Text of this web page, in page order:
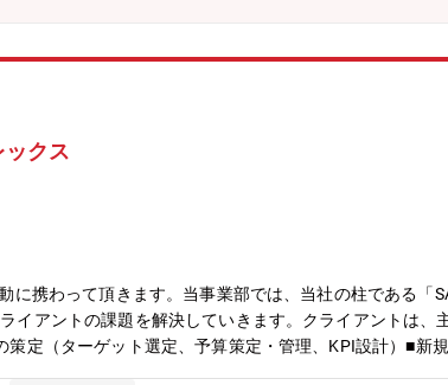
い業務に携われるため、プロジェクト管理やデジタル
ステム導入の専門性を確立でき、日本の航空・宇宙・防
合重工業メーカーです。創業以来、造船から陸上機械、
して成長してきました。現在では、航空・宇宙、エネ
術をもって社会の発展に貢献する」「人材こそが最大
IHIの大きな魅力です。最先端技術の追求と人材重視の
クス
に携わって頂きます。当事業部では、当社の柱である「
イアントの課題を解決していきます。クライアントは、
定（ターゲット選定、予算策定・管理、KPI設計）■新